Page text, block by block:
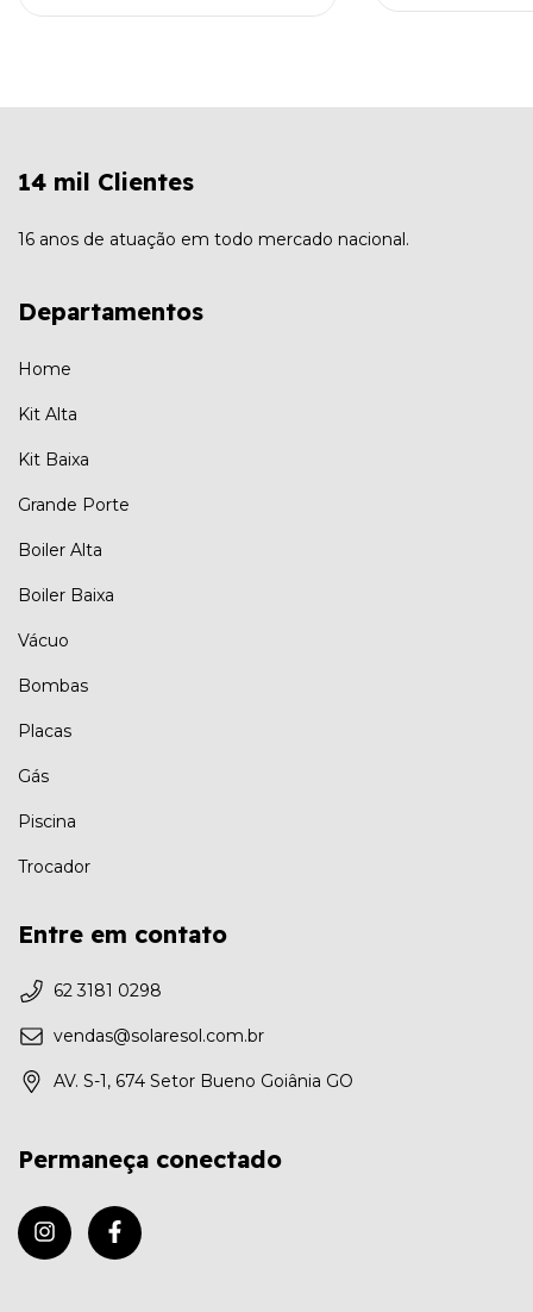
14 mil Clientes
16 anos de atuação em todo mercado nacional.
Departamentos
Home
Kit Alta
Kit Baixa
Grande Porte
Boiler Alta
Boiler Baixa
Vácuo
Bombas
Placas
Gás
Piscina
Trocador
Entre em contato
62 3181 0298
vendas@solaresol.com.br
AV. S-1, 674 Setor Bueno Goiânia GO
Permaneça conectado